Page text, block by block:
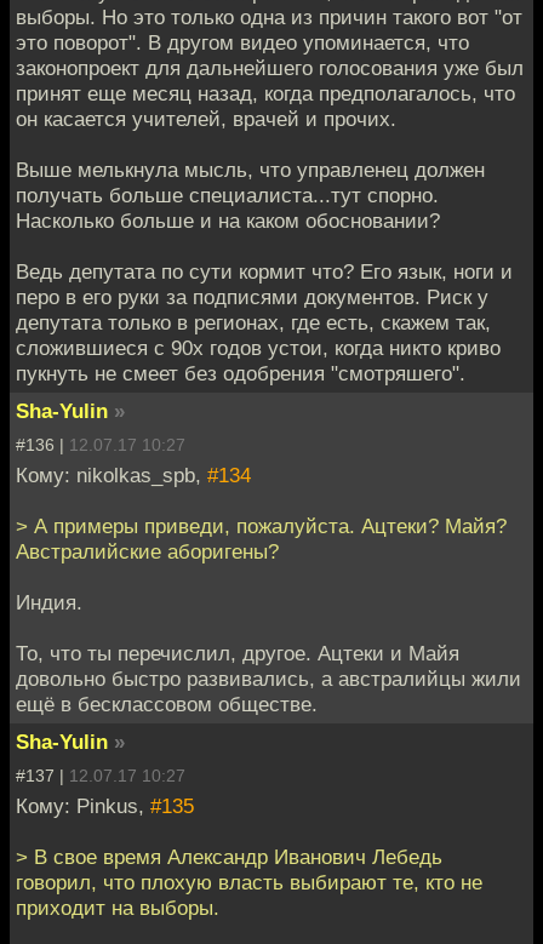
выборы. Но это только одна из причин такого вот "от
это поворот". В другом видео упоминается, что
законопроект для дальнейшего голосования уже был
принят еще месяц назад, когда предполагалось, что
он касается учителей, врачей и прочих.
Выше мелькнула мысль, что управленец должен
получать больше специалиста...тут спорно.
Насколько больше и на каком обосновании?
Ведь депутата по сути кормит что? Его язык, ноги и
перо в его руки за подписями документов. Риск у
депутата только в регионах, где есть, скажем так,
сложившиеся с 90х годов устои, когда никто криво
пукнуть не смеет без одобрения "смотряшего".
Sha-Yulin »
#136 | 12.07.17 10:27
Кому: nikolkas_spb, #134
> А примеры приведи, пожалуйста. Ацтеки? Майя?
Австралийские аборигены?
Индия.
То, что ты перечислил, другое. Ацтеки и Майя
довольно быстро развивались, а австралийцы жили
ещё в бесклассовом обществе.
Sha-Yulin »
#137 | 12.07.17 10:27
Кому: Pinkus, #135
> В свое время Александр Иванович Лебедь
говорил, что плохую власть выбирают те, кто не
приходит на выборы.